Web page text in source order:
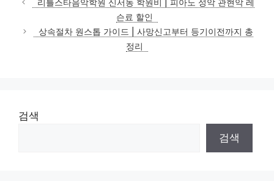
고
리
리틀스타음악학원 신서동 학원비 | 피아노 성악 관현악 레
슨료 할인
상속절차 원스톱 가이드 | 사망신고부터 등기이전까지 총
정리
검색
검색